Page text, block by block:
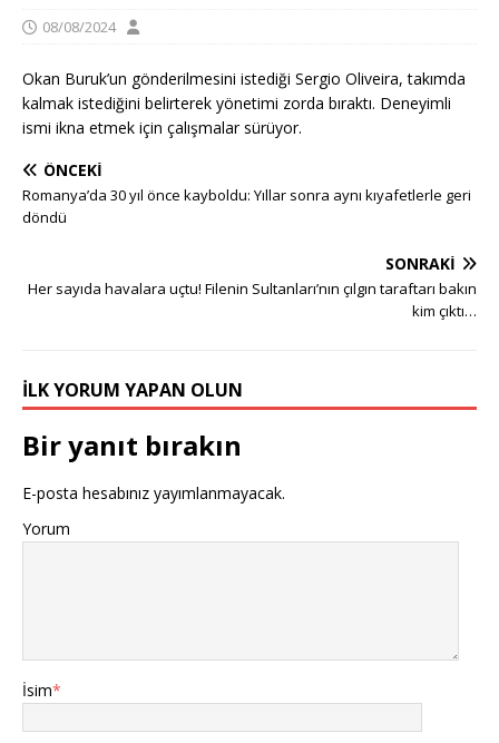
08/08/2024
Okan Buruk’un gönderilmesini istediği Sergio Oliveira, takımda
kalmak istediğini belirterek yönetimi zorda bıraktı. Deneyimli
ismi ikna etmek için çalışmalar sürüyor.
ÖNCEKI
Romanya’da 30 yıl önce kayboldu: Yıllar sonra aynı kıyafetlerle geri
döndü
SONRAKI
Her sayıda havalara uçtu! Filenin Sultanları’nın çılgın taraftarı bakın
kim çıktı…
İLK YORUM YAPAN OLUN
Bir yanıt bırakın
E-posta hesabınız yayımlanmayacak.
Yorum
İsim*